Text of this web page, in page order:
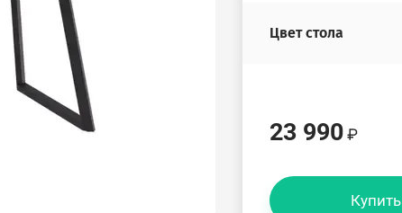
Цвет стола
23 990
Купить